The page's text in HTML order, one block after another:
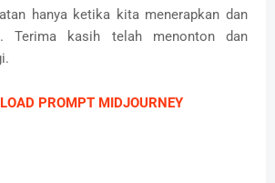
hanya ketika kita menerapkan dan
Terima kasih telah menonton dan
PROMPT MIDJOURNEY